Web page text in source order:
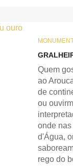
Quem
ao
de
ou
onde
d'Água,
rego do